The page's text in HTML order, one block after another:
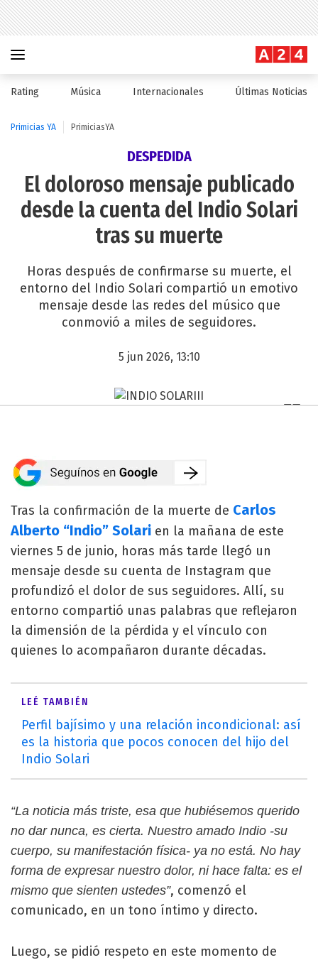
Rating Música Internacionales Últimas Noticias
Primicias YA PrimiciasYA
DESPEDIDA
El doloroso mensaje publicado
desde la cuenta del Indio Solari
tras su muerte
Horas después de confirmarse su muerte, el
entorno del Indio Solari compartió un emotivo
mensaje desde las redes del músico que
conmovió a miles de seguidores.
5 jun 2026, 13:10
Tras la confirmación de la muerte de Carlos
Alberto “Indio” Solari en la mañana de este
viernes 5 de junio, horas más tarde llegó un
mensaje desde su cuenta de Instagram que
profundizó el dolor de sus seguidores. Allí, su
entorno compartió unas palabras que reflejaron
la dimensión de la pérdida y el vínculo con
quienes lo acompañaron durante décadas.
LEÉ TAMBIÉN
Perfil bajísimo y una relación incondicional: así
es la historia que pocos conocen del hijo del
Indio Solari
“La noticia más triste, esa que hubiésemos querido
no dar nunca, es cierta. Nuestro amado Indio -su
cuerpo, su manifestación física- ya no está. No hay
forma de expresar nuestro dolor, ni hace falta: es el
mismo que sienten ustedes”, comenzó el
comunicado, en un tono íntimo y directo.
Luego, se pidió respeto en este momento de